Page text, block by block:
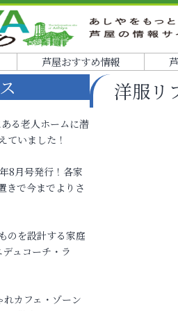
芦屋おすすめ情報
洋服リ
る老人ホームに潜
ていました！
8月号発行！各家
きで今までよりさ
のを設計する家庭
ュコーチ・ラ
カフェ・ゾーン